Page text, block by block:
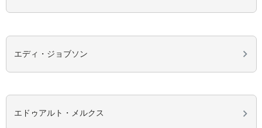
エディ・ジョブソン
エドゥアルト・メルクス